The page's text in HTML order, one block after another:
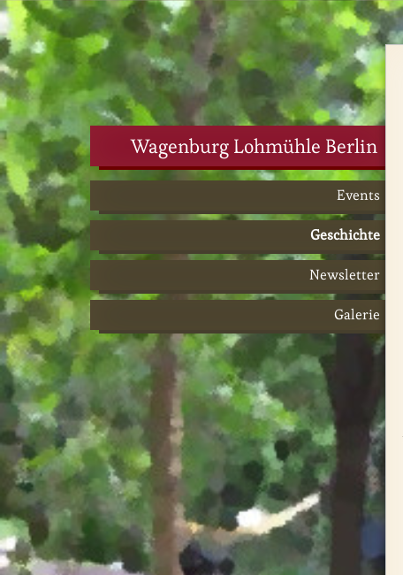
Wagenburg Lohmühle Berlin
Events
Geschichte
Newsletter
Galerie